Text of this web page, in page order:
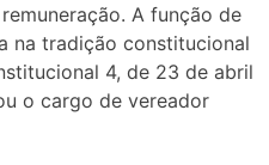
A função de
na tradição constitucional
4, de 23 de abril
o cargo de vereador